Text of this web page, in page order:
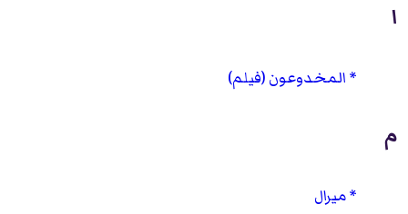
ا
المخدوعون (فيلم)
م
ميرال